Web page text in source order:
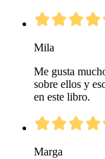
Mila
Me gusta
sobre ellos y
en este libro.
Marga